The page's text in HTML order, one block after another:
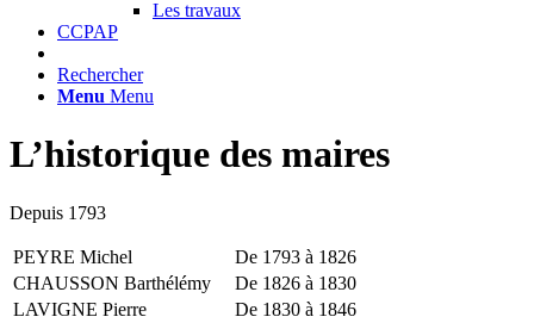
Les travaux
CCPAP
Rechercher
Menu Menu
L’historique des maires
Depuis 1793
PEYRE Michel
De 1793 à 1826
CHAUSSON Barthélémy
De 1826 à 1830
LAVIGNE Pierre
De 1830 à 1846